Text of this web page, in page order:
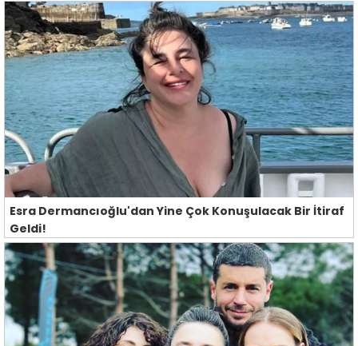
Esra Dermancıoğlu'dan Yine Çok Konuşulacak Bir İtiraf
Geldi!